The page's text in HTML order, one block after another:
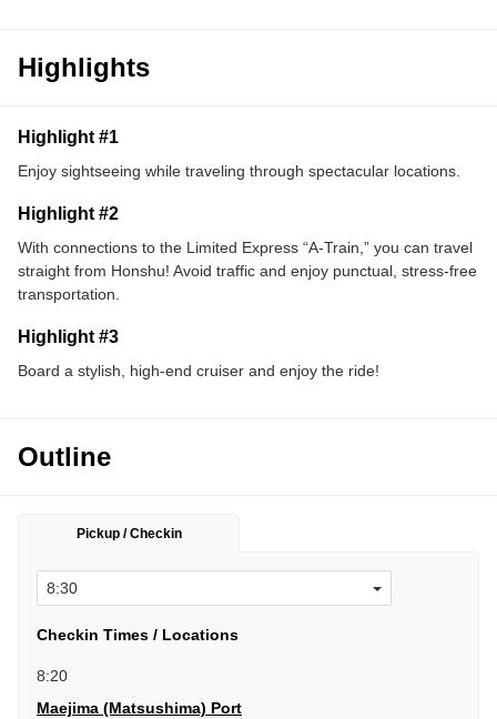
Highlights
Highlight #1
Enjoy sightseeing while traveling through spectacular locations.
Highlight #2
With connections to the Limited Express “A-Train,” you can travel
straight from Honshu! Avoid traffic and enjoy punctual, stress-free
transportation.
Highlight #3
Board a stylish, high-end cruiser and enjoy the ride!
Outline
Pickup / Checkin
Checkin Times / Locations
8:20
Maejima (Matsushima) Port